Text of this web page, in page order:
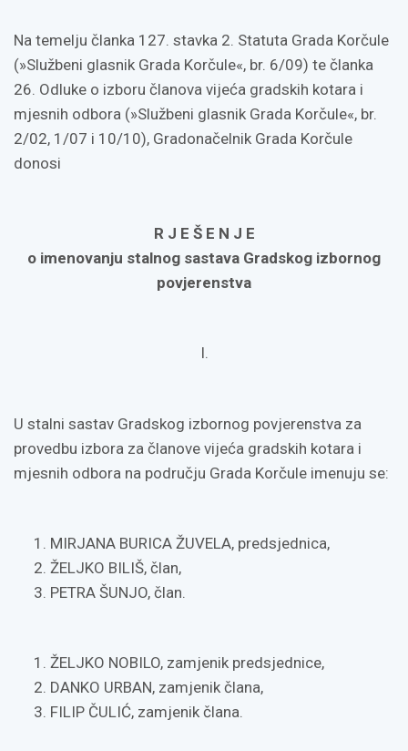
Na temelju članka 127. stavka 2. Statuta Grada Korčule
(»Službeni glasnik Grada Korčule«, br. 6/09) te članka
26. Odluke o izboru članova vijeća gradskih kotara i
mjesnih odbora (»Službeni glasnik Grada Korčule«, br.
2/02, 1/07 i 10/10), Gradonačelnik Grada Korčule
donosi
R J E Š E N J E
o imenovanju stalnog sastava Gradskog izbornog
povjerenstva
I.
U stalni sastav Gradskog izbornog povjerenstva za
provedbu izbora za članove vijeća gradskih kotara i
mjesnih odbora na području Grada Korčule imenuju se:
MIRJANA BURICA ŽUVELA, predsjednica,
ŽELJKO BILIŠ, član,
PETRA ŠUNJO, član.
ŽELJKO NOBILO, zamjenik predsjednice,
DANKO URBAN, zamjenik člana,
FILIP ČULIĆ, zamjenik člana.